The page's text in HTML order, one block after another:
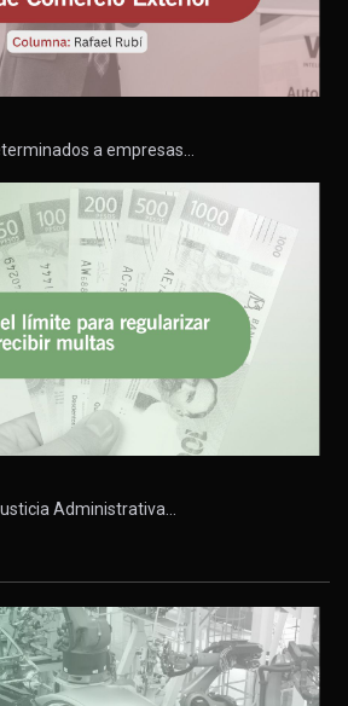
a empresas…
Administrativa…